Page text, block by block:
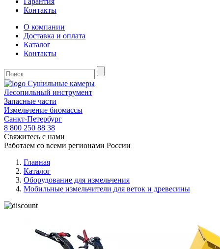
Контакты
О компании
Доставка и оплата
Каталог
Контакты
Сушильные камеры
Лесопильный инструмент
Запасные части
Измельчение биомассы
Санкт-Петербург
8 800 250 88 38
Свяжитесь с нами
Работаем со всеми регионами России
Главная
Каталог
Оборудование для измельчения
Мобильные измельчители для веток и древесины